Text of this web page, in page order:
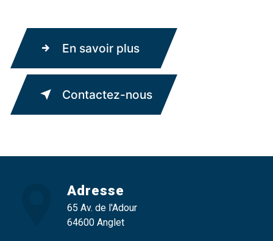
En savoir plus
Contactez-nous
Adresse
65 Av. de l'Adour
64600 Anglet